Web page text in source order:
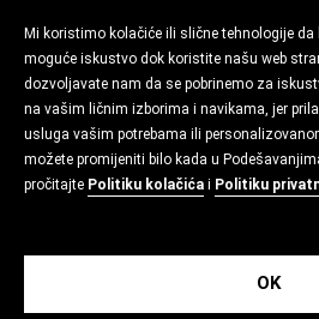
Mi koristimo kolačiće ili slične tehnologije
moguće iskustvo dok koristite našu web
dozvoljavate nam da se pobrinemo za
na vašim ličnim izborima i navikama, jer
usluga vašim potrebama ili
možete promijeniti bilo kada u
pročitajte Politiku kolačića i Politiku
OK